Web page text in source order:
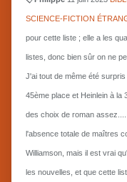
SCIENCE-FICTION
pour cette liste ; elle a les
listes, donc bien sûr on ne
J'ai tout de même été
45ème place et Heinlein à la
des choix de roman
l'absence totale de maîtres
Williamson, mais il est vrai
les nouvelles, et que cette